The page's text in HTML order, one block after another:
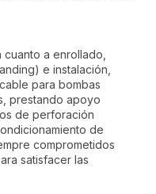
a enrollado,
e instalación,
para bombas
prestando apoyo
de perforación
de
comprometidos
satisfacer las